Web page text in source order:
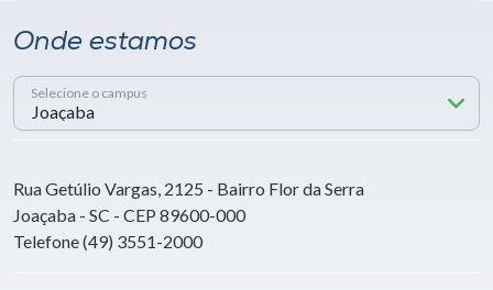
Onde estamos
Selecione o campus
Rua Getúlio Vargas, 2125 - Bairro Flor da Serra
Joaçaba - SC - CEP 89600-000
Telefone (49) 3551-2000